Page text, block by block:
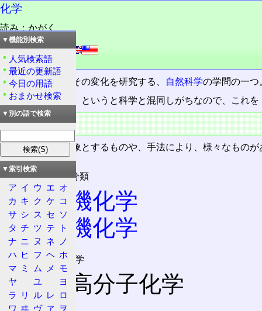
化学
読み：かがく
読み：ばけがく
外語：chemistry
品詞：名詞
物質の性質や、その変化を研究する、 自然科学の学問の一つ
なお、「かがく」というと科学と混同しがちなので、これ
概要
化学は、その対象とするものや、手法により、様々なものが
対象による分類
無機化学
有機化学
分子化学
高分子化学
▼機能別検索
人気検索語
最近の更新語
今日の用語
おまかせ検索
▼別の語で検索
▼索引検索
ア イ ウ エ オ
カ キ ク ケ コ
サ シ ス セ ソ
タ チ ツ テ
ト
ナ ニ ヌ ネ
ノ
ハ ヒ フ ヘ ホ
マ ミ ム メ
モ
ヤ
ユ
ヨ
ラ
リ ル レ ロ
ワ ヰ ヴ ヱ
ヲ